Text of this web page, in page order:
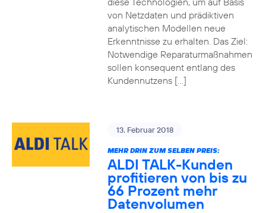
von Netzdaten und prädiktiven
analytischen Modellen neue
Erkenntnisse zu erhalten. Das Ziel:
Notwendige Reparaturmaßnahmen
sollen konsequent entlang des
Kundennutzens […]
13. Februar 2018
MEHR DRIN ZUM SELBEN PREIS:
ALDI TALK-Kunden
profitieren von bis zu
66 Prozent mehr
Datenvolumen